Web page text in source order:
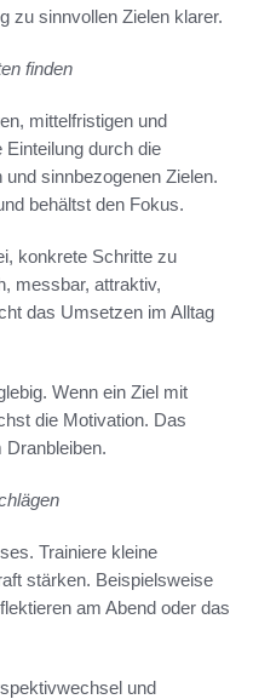
zu sinnvollen Zielen klarer.
finden
mittelfristigen und
Einteilung durch die
sinnbezogenen Zielen.
behältst den Fokus.
konkrete Schritte zu
messbar, attraktiv,
das Umsetzen im Alltag
Wenn ein Ziel mit
die Motivation. Das
Dranbleiben.
Trainiere kleine
stärken. Beispielsweise
am Abend oder das
und